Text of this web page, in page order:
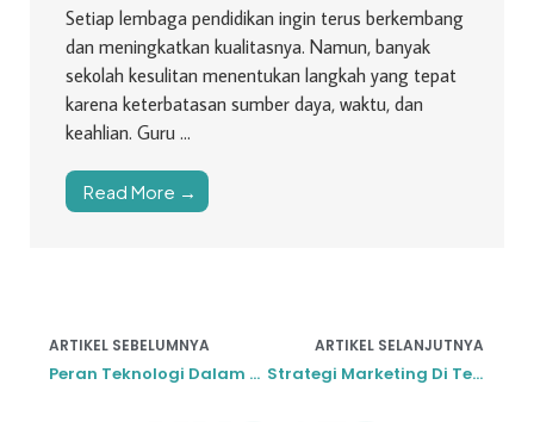
Setiap lembaga pendidikan ingin terus berkembang
dan meningkatkan kualitasnya. Namun, banyak
sekolah kesulitan menentukan langkah yang tepat
karena keterbatasan sumber daya, waktu, dan
keahlian. Guru ...
Read More →
ARTIKEL SEBELUMNYA
Peran Teknologi Dalam Memajukan Pendidikan di Indonesia
ARTIKEL SELANJUTNYA
Strategi Marketing Di Tengah Ketatnya Persaingan Sekolah